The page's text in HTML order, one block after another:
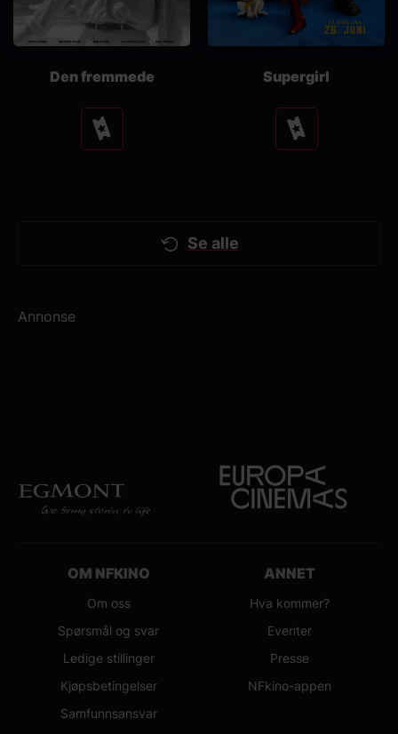
Den fremmede
Se
tider
Supergirl
Se
tider
Se alle
Annonse
OM NFKINO
Om oss
Spørsmål og svar
Ledige stillinger
Kjøpsbetingelser
Samfunnsansvar
ANNET
Hva kommer?
Eventer
Presse
NFkino-appen